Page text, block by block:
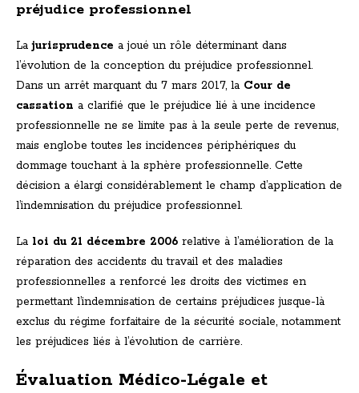
préjudice professionnel
Lajurisprudence a joué un rôle déterminant dans
l’évolution de la conception du préjudice professionnel.
Dans un arrêt marquant du 7 mars 2017, la Cour de
cassation a clarifié que le préjudice lié à une incidence
professionnelle ne se limite pas à la seule perte de revenus,
mais englobe toutes les incidences périphériques du
dommage touchant à la sphère professionnelle. Cette
décision a élargi considérablement le champ d’application de
l’indemnisation du préjudice professionnel.
La loi du 21 décembre 2006 relative à l’amélioration de la
réparation des accidents du travail et des maladies
professionnelles a renforcé les droits des victimes en
permettant l’indemnisation de certains préjudices jusque-là
exclus du régime forfaitaire de la sécurité sociale, notamment
les préjudices liés à l’évolution de carrière.
Évaluation Médico-Légale et